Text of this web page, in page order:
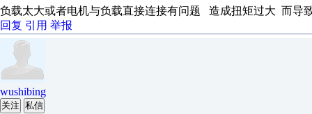
负载太大或者电机与负载直接连接有问题 造成扭矩过大 而导
回复 引用 举报
wushibing
关注 私信